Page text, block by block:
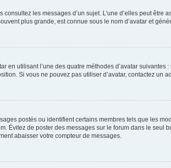
les messages d’un sujet. L’une d’elles peut
plus grande, est connue sous le nom d’avatar et
utilisant l’une des quatre méthodes d’avatar suivantes
Si vous ne pouvez pas utiliser d’avatar, contactez un
postés ou identifient certains membres tels que les
Évitez de poster des messages sur le forum dans le seul
abaisser votre compteur de messages.